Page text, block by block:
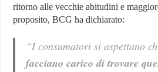
ritorno alle vecchie abitudini e
proposito, BCG ha dichiarato:
“I consumatori si aspettano
facciano carico di trovare